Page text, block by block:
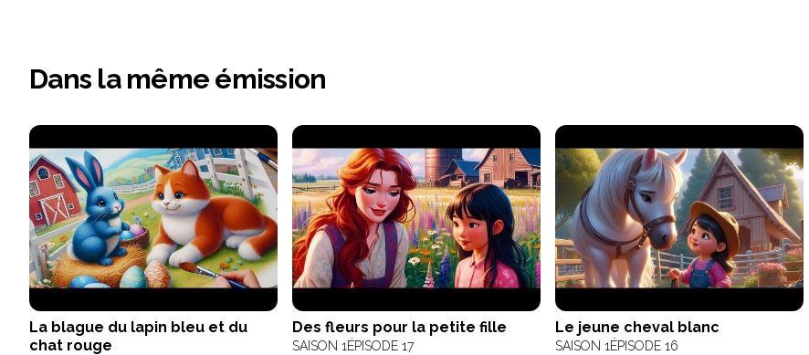
Dans la même émission
La blague du lapin bleu et du
chat rouge
Des fleurs pour la petite fille
SAISON 1ÉPISODE 17
Le jeune cheval blanc
SAISON 1ÉPISODE 16